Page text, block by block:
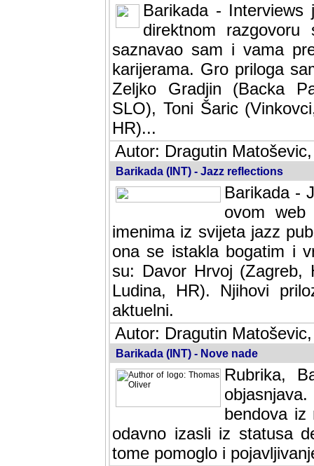
Barikada -
direktnom
saznavao sam i vama
karijerama. Gro priloga
Zeljko Gradjin (Backa
SLO), Toni Šaric
HR)...
Autor: Dragutin
Barikada (INT) - Jazz reflections
Barikada -
ovom web
imenima iz svijeta jazz
ona se istakla bogatim i
su: Davor Hrvoj (Zagreb,
Ludina, HR). Njihovi
aktuelni.
Autor: Dragutin
Barikada (INT) - Nove nade
Rubrika,
bendova iz
odavno izasli iz statusa
tome pomoglo i